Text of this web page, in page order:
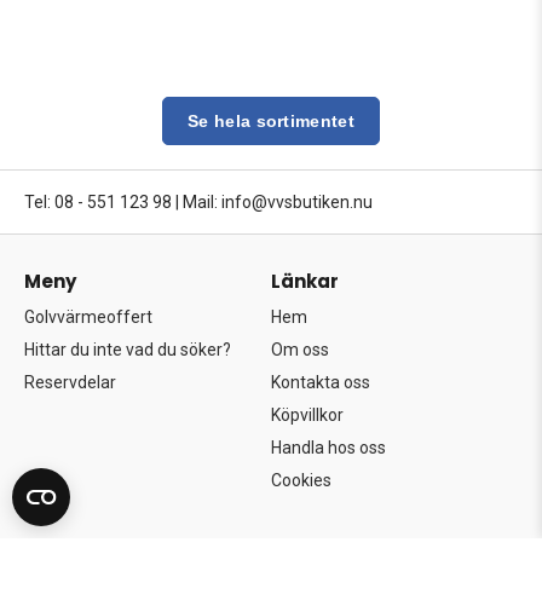
Se hela sortimentet
Tel: 08 - 551 123 98 Mail: info@vvsbutiken.nu
Meny
Golvvärmeoffert
Hittar du inte vad du söker?
Reservdelar
Länkar
Hem
Om oss
Kontakta oss
Köpvillkor
Handla hos oss
Cookies